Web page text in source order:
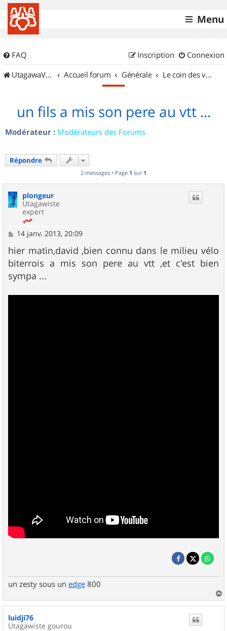
Menu
FAQ Connexion
Inscription
UtagawaVTT (Randos VTT et VTTAE avec traces GPS)
Accueil forum Générale Le coin des vidéastes
un fils a mis son pere au vtt ...
Modérateur : Modérateurs des Forums
Répondre
2 messages • Page 1 sur 1
plongeur
Utagawiste
expert
M
s
s
a
g
e
14 janv. 2013, 20:09
hier matin,david ,bien connu dans le milieu vélo
biterrois a mis son pere au vtt ,et c'est bien
sympa ...
un zesty sous un edge 800
a
u
luidji76
Utagawiste gourou